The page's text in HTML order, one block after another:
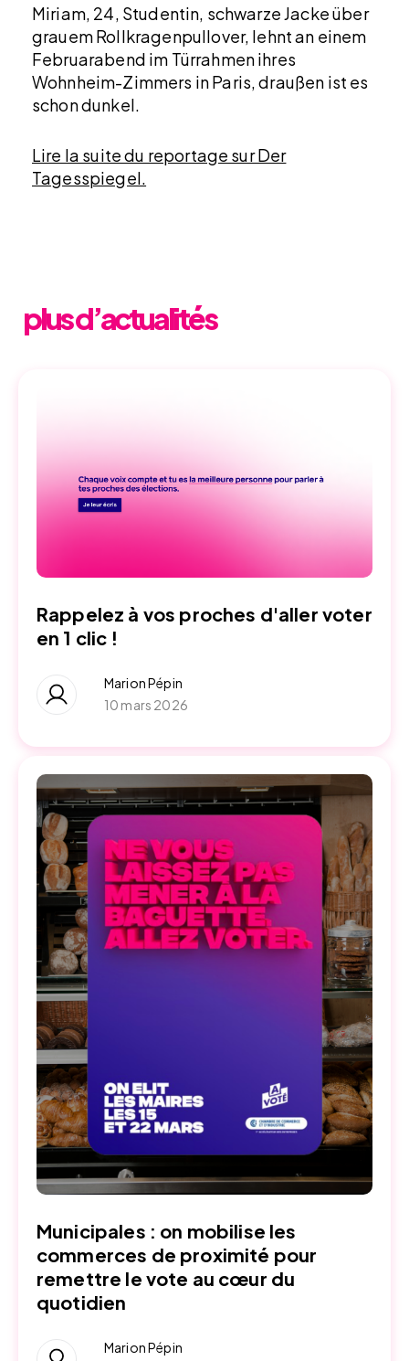
Miriam, 24, Studentin, schwarze Jacke über
grauem Rollkragenpullover, lehnt an einem
Februarabend im Türrahmen ihres
Wohnheim-Zimmers in Paris, draußen ist es
schon dunkel.
Lire la suite du reportage sur Der
Tagesspiegel.
plus d’actualités
Rappelez à vos proches d'aller voter
en 1 clic !
Marion Pépin
10 mars 2026
Municipales : on mobilise les
commerces de proximité pour
remettre le vote au cœur du
quotidien
Marion Pépin